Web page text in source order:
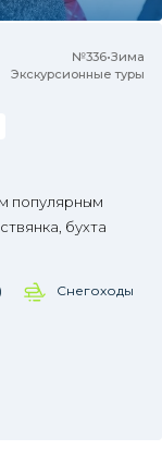
№336•Зима
Экскурсионные туры
популярным
бухта
Снегоходы